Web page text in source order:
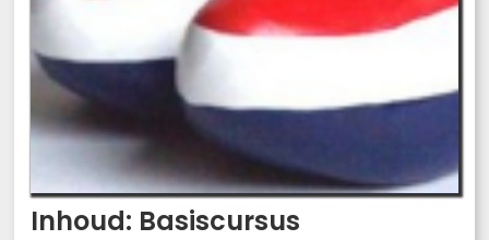
Inhoud: Basiscursus